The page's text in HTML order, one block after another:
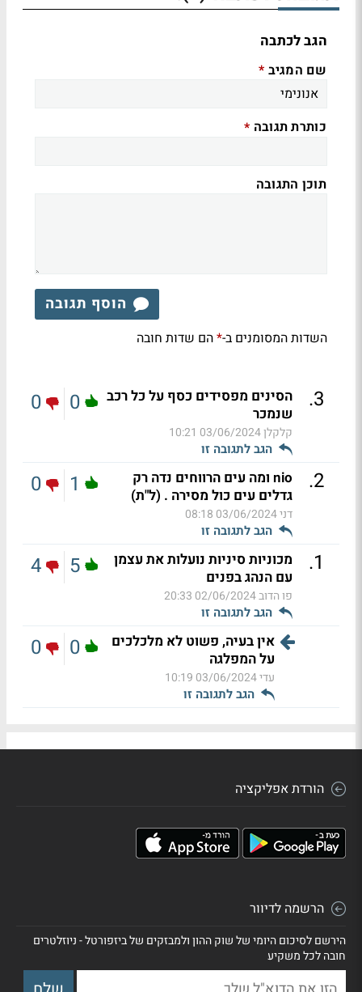
הגב לכתבה
שם המגיב *
כותרת תגובה *
תוכן התגובה
הוסף תגובה
השדות המסומנים ב-*הם שדות חובה
3
.
הסינים מפסידים כסף על כל רכב
שנמכר
קלקלן03/06/2024 10:21
הגב לתגובה זו
0
0
2
.
nio ומה עים הרווחים נדה רק
גדלים עים כול מסירה . (ל"ת)
דני03/06/2024 08:18
הגב לתגובה זו
1
0
1
.
מכוניות סיניות נועלות את עצמן
עם הנהג בפנים
פו הדוב02/06/2024 20:33
הגב לתגובה זו
5
4
אין בעיה, פשוט לא מלכלכים
על המפלגה
עדי03/06/2024 10:19
הגב לתגובה זו
0
0
הורדת אפליקציה
הרשמה לדיוור
הירשם לסיכום היומי של שוק ההון ולמבזקים של ביזפורטל - ניוזלטרים
חובה לכל משקיע